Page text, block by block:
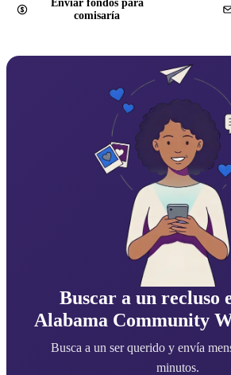
Enviar fondos para
comisaría
Buscar a un recluso
Alabama Community
Busca a un ser querido y envía
minutos.